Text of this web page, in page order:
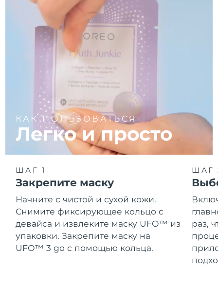
КАК ПОЛЬЗОВАТЬСЯ
Легко и просто
ШАГ 1
Закрепите маску
Начните с чистой и сухой кожи.
Снимите фиксирующее кольцо с
девайса и извлеките маску UFO™ из
упаковки. Закрепите маску на
UFO™ 3 go с помощью кольца.
ШАГ
раз,